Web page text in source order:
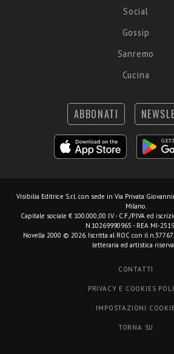
Social
Gossip
Sanremo
Cucina
ABBONATI
Visibilia Editrice S.r.l. con sede in Via Privata
Milano.
Capitale sociale € 100.000,00 I.V. - C.F./P.IVA ed
N.10269990965 - REA MI-
Novella 2000 © 2026. Iscritta al ROC con il
letteraria ed artistica
CONTATTI
PRIVACY E COOKIES
IMPOSTAZIONI
TORNA SU